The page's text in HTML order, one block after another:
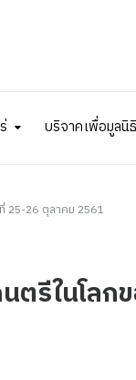
บริจาคเพื่อมูลนิ
25-26 ตุลาคม 2561
ตรีในโลก